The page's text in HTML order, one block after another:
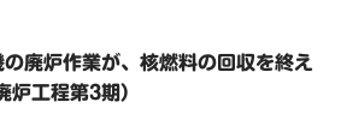
廃炉作業が、核燃料の回収を終え
炉工程第3期）